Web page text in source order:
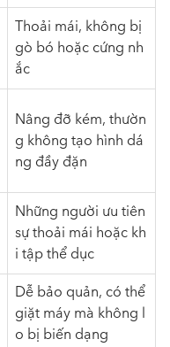
Thoải mái, không bị
gò bó hoặc cứng nh
ắc
Nâng đỡ kém, thườn
g không tạo hình dá
ng đầy đặn
Những người ưu tiên
sự thoải mái hoặc kh
i tập thể dục
Dễ bảo quản, có thể
giặt máy mà không l
o bị biến dạng